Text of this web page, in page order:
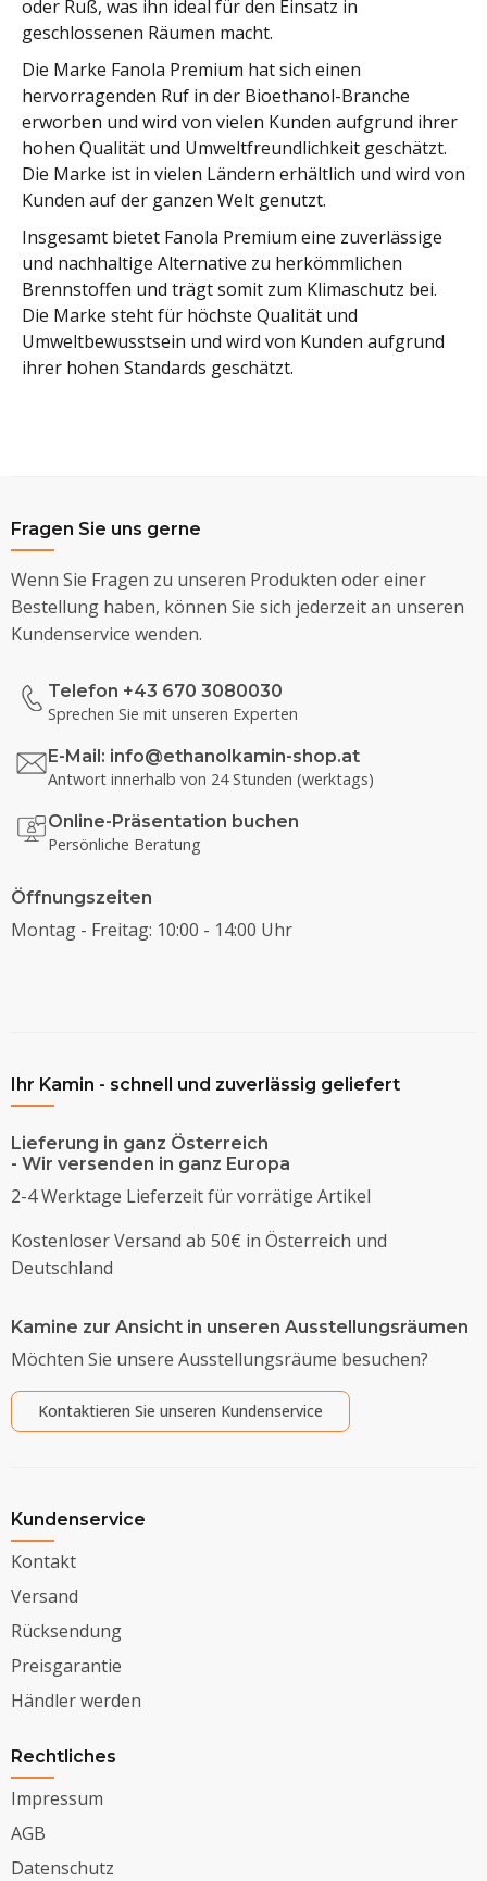
oder Ruß, was ihn ideal für den Einsatz in
geschlossenen Räumen macht.
Die Marke Fanola Premium hat sich einen
hervorragenden Ruf in der Bioethanol-Branche
erworben und wird von vielen Kunden aufgrund ihrer
hohen Qualität und Umweltfreundlichkeit geschätzt.
Die Marke ist in vielen Ländern erhältlich und wird von
Kunden auf der ganzen Welt genutzt.
Insgesamt bietet Fanola Premium eine zuverlässige
und nachhaltige Alternative zu herkömmlichen
Brennstoffen und trägt somit zum Klimaschutz bei.
Die Marke steht für höchste Qualität und
Umweltbewusstsein und wird von Kunden aufgrund
ihrer hohen Standards geschätzt.
Fragen Sie uns gerne
Wenn Sie Fragen zu unseren Produkten oder einer
Bestellung haben, können Sie sich jederzeit an unseren
Kundenservice wenden.
Telefon +43 670 3080030
Sprechen Sie mit unseren Experten
E-Mail: info@ethanolkamin-shop.at
Antwort innerhalb von 24 Stunden (werktags)
Online-Präsentation buchen
Persönliche Beratung
Öffnungszeiten
Montag - Freitag: 10:00 - 14:00 Uhr
Ihr Kamin - schnell und zuverlässig geliefert
Lieferung in ganz Österreich
- Wir versenden in ganz Europa
2-4 Werktage Lieferzeit für vorrätige Artikel
Kostenloser Versand ab 50€ in Österreich und
Deutschland
Kamine zur Ansicht in unseren Ausstellungsräumen
Möchten Sie unsere Ausstellungsräume besuchen?
Kontaktieren Sie unseren Kundenservice
Kundenservice
Kontakt
Versand
Rücksendung
Preisgarantie
Händler werden
Rechtliches
Impressum
AGB
Datenschutz